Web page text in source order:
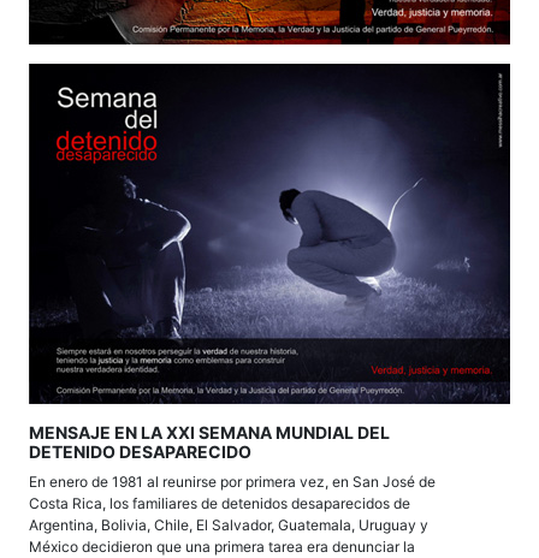
MENSAJE EN LA XXI SEMANA MUNDIAL DEL
DETENIDO DESAPARECIDO
En enero de 1981 al reunirse por primera vez, en San José de
Costa Rica, los familiares de detenidos desaparecidos de
Argentina, Bolivia, Chile, El Salvador, Guatemala, Uruguay y
México decidieron que una primera tarea era denunciar la